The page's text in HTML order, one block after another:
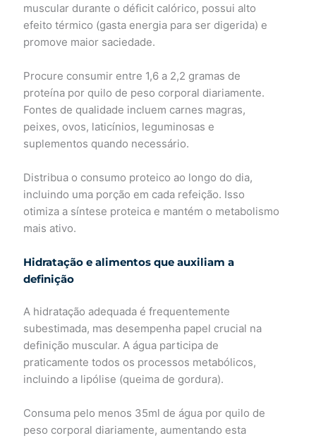
muscular durante o déficit calórico, possui alto
efeito térmico (gasta energia para ser digerida) e
promove maior saciedade.
Procure consumir entre 1,6 a 2,2 gramas de
proteína por quilo de peso corporal diariamente.
Fontes de qualidade incluem carnes magras,
peixes, ovos, laticínios, leguminosas e
suplementos quando necessário.
Distribua o consumo proteico ao longo do dia,
incluindo uma porção em cada refeição. Isso
otimiza a síntese proteica e mantém o metabolismo
mais ativo.
Hidratação e alimentos que auxiliam a
definição
A hidratação adequada é frequentemente
subestimada, mas desempenha papel crucial na
definição muscular. A água participa de
praticamente todos os processos metabólicos,
incluindo a lipólise (queima de gordura).
Consuma pelo menos 35ml de água por quilo de
peso corporal diariamente, aumentando esta